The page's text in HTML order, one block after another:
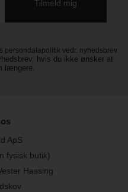
persondatapolitik vedr. nyhedsbrev
hvis du ikke ønsker at
længere.
ApS
fysisk butik)
Hassing